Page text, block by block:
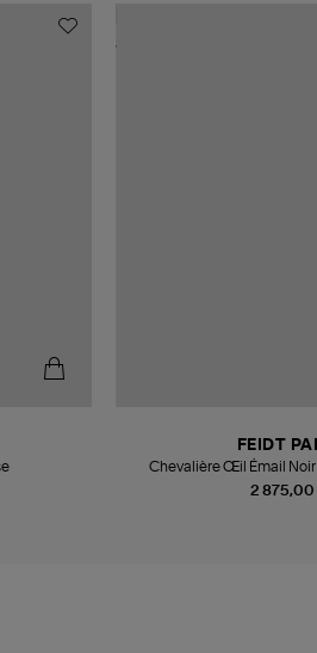
2 875,00
FEIDT
Chevalière Œil Émail Noir